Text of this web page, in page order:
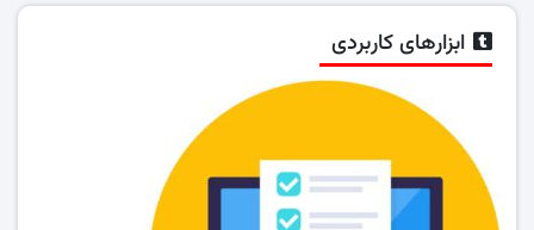
ابزارهای کاربردی